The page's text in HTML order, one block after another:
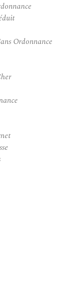
Ordonnance